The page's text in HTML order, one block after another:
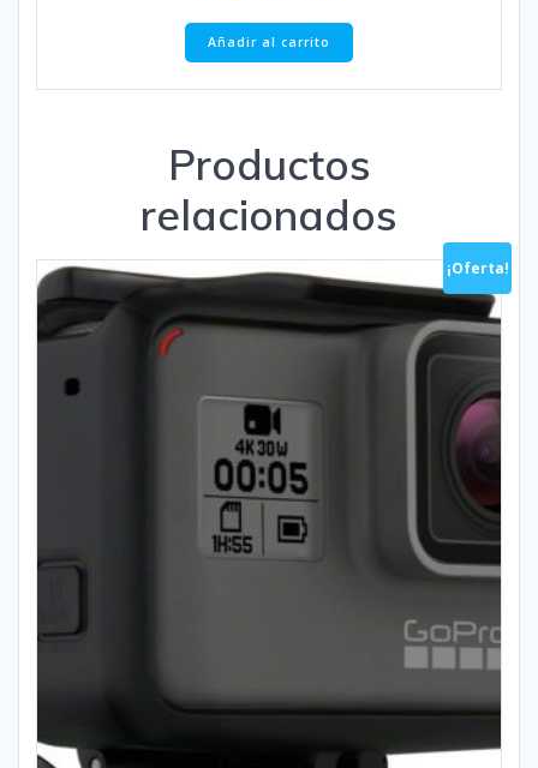
$557.58.$477.34.
Añadir al carrito
Productos
relacionados
¡Oferta!